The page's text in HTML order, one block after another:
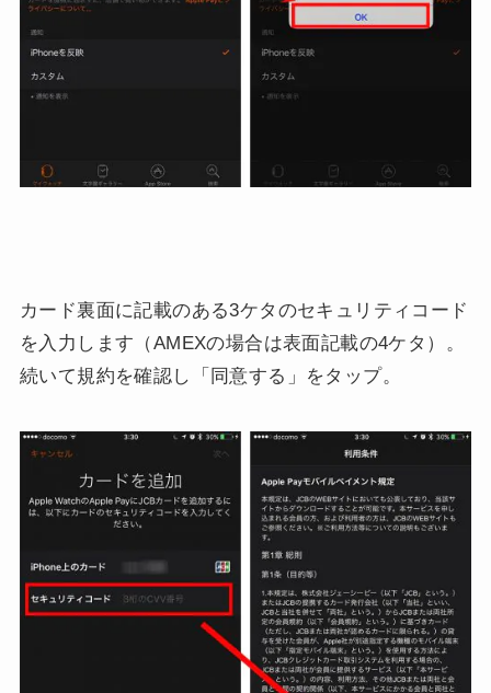
カード裏面に記載のある3ケタのセキュリティコード
を入力します（AMEXの場合は表面記載の4ケタ）。
続いて規約を確認し「同意する」をタップ。